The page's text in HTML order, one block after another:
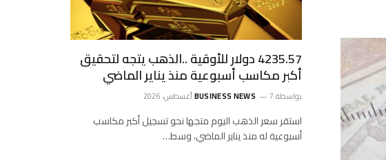
4235.57 دولار للأوقية ..الذهب يتجه لتحقيق
أكبر مكاسب أسبوعية منذ يناير الماضي
بواسطة BUSINESS NEWS 7 أغسطس، 2026
استقر سعر الذهب اليوم متجها نحو تسجيل أكبر مكاسب
أسبوعية له منذ يناير الماضي، وسط…